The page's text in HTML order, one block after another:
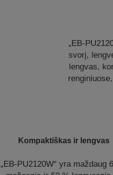
„EB-
svorį,
lengvas,
Kompaktiškas ir lengvas
„EB-PU2120W“ yra maždaug